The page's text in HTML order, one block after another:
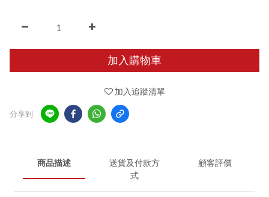
加入購物車
加入追蹤清單
分享到
商品描述
送貨及付款方
式
顧客評價